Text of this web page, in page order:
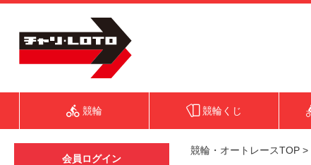
競輪 競輪くじ
会員ログイン
競輪・オートレースTOP >